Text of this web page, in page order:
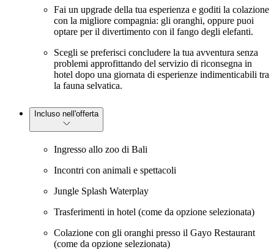
Fai un upgrade della tua esperienza e goditi la colazione
con la migliore compagnia: gli oranghi, oppure puoi
optare per il divertimento con il fango degli elefanti.
Scegli se preferisci concludere la tua avventura senza
problemi approfittando del servizio di riconsegna in
hotel dopo una giornata di esperienze indimenticabili tra
la fauna selvatica.
Incluso nell'offerta
Ingresso allo zoo di Bali
Incontri con animali e spettacoli
Jungle Splash Waterplay
Trasferimenti in hotel (come da opzione selezionata)
Colazione con gli oranghi presso il Gayo Restaurant
(come da opzione selezionata)